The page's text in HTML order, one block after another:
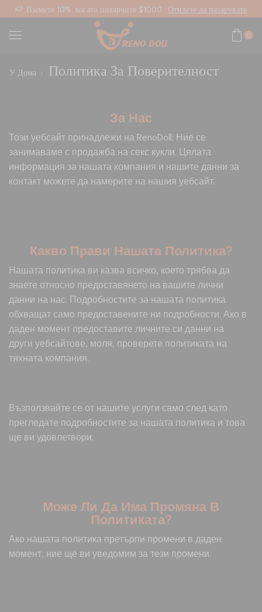
Вземете 10%, когато похарчите $1000 Отидете да пазарувате
0
У Дома Политика За Поверителност
За Нас
Този уебсайт принадлежи на RenoDoll; Ние се
занимаваме с продажба на секс кукли. Цялата
информация за нашата компания и нашите данни за
контакт можете да намерите на нашия уебсайт.
Какво Прави Нашата Политика?
Нашата политика ви казва всичко, което трябва да
знаете относно предоставянето на вашите лични
данни на нас. Подробностите за нашата политика
обхващат само предоставените ни подробности. Ако в
даден момент предоставите личните си данни на
други уебсайтове, моля, проверете политиката на
тяхната компания.
Възползвайте се от нашите услуги само след като
прегледате подробностите за нашата политика и това
ще ви удовлетвори.
Може Ли Да Има Промяна В
Политиката?
Ако нашата политика претърпи промени в даден
момент, ние ще ви уведомим за тези промени.